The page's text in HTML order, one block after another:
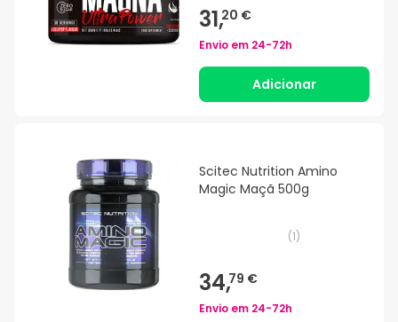
31,20 €
Envio em 24-72h
Adicionar
Scitec Nutrition Amino
Magic Maçã 500g
(1)
34,79 €
Envio em 24-72h